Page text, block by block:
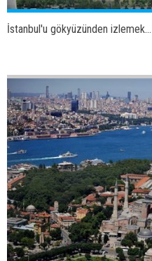
İstanbul'u gökyüzünden izlemek...